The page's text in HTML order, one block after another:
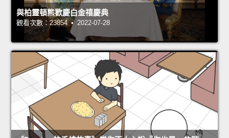
與柏靈頓熊歡慶白金禧慶典
觀看次數：23854 • 2022-07-28